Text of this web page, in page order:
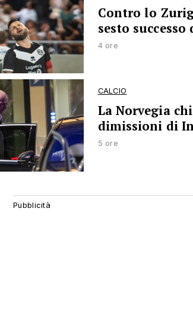
Contro lo
sesto
4 ore
CALCIO
La Norvegia
dimissioni di
5 ore